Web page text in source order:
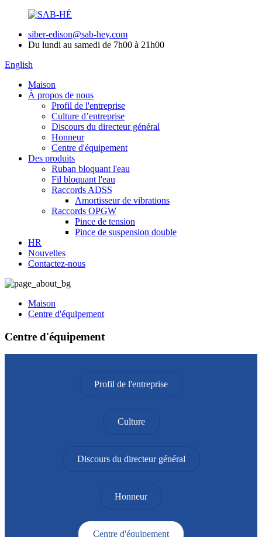
siber-edison@sab-hey.com
Du lundi au samedi de 7h00 à 21h00
English
Maison
À propos de nous
Profil de l'entreprise
Culture d’entreprise
Discours du directeur général
Honneur
Centre d'équipement
Des produits
Ruban bloquant l'eau
Fil bloquant l'eau
Raccords ADSS
Amortisseur de vibrations
Raccords OPGW
Pince de tension
Pince de suspension double
HR
Nouvelles
Contactez-nous
Maison
Centre d'équipement
Centre d'équipement
Profil de l'entreprise
Culture
Discours du directeur général
Honneur
Centre d'équipement